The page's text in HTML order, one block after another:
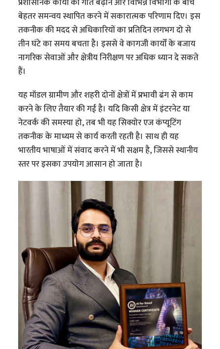
बेहतर समन्वय स्थापित करने में सकारात्मक परिणाम दिए। इस
तकनीक की मदद से अधिकारियों का प्रतिदिन लगभग दो से
तीन घंटे का समय बचता है। इससे वे कागजी कार्यों के बजाय
नागरिक सेवाओं और क्षेत्रीय निरीक्षण पर अधिक ध्यान दे सकते
हैं।
यह मॉडल ग्रामीण और शहरी दोनों क्षेत्रों में प्रभावी ढंग से काम
करने के लिए तैयार की गई है। यदि किसी क्षेत्र में इंटरनेट या
नेटवर्क की समस्या हो, तब भी यह सिक्योर एज कंप्यूटिंग
तकनीक के माध्यम से कार्य करती रहती है। साथ ही यह
भारतीय भाषाओं में संवाद करने में भी सक्षम है, जिससे स्थानीय
स्तर पर इसका उपयोग आसान हो जाता है।